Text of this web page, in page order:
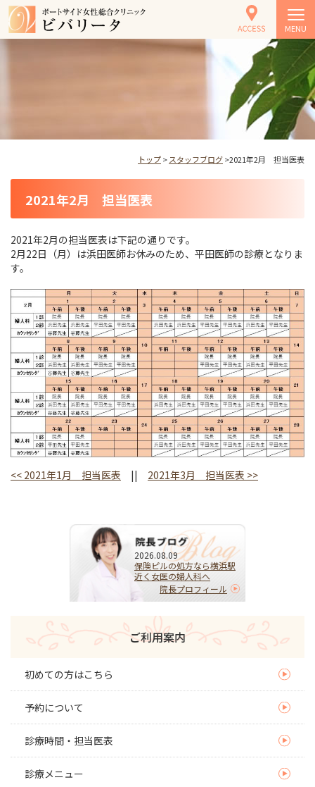
MENU
トップ> スタッフブログ>2021年2月 担当医表
2021年2月 担当医表
2021年2月の担当医表は下記の通りです。
2月22日（月）は浜田医師お休みのため、平田医師の診療となりま
す。
<< 2021年1月 担当医表 || 2021年3月 担当医表 >>
2026.08.09
保険ピルの処方なら横浜駅
近く女医の婦人科へ
院長プロフィール
ご利用案内
初めての方はこちら
予約について
診療時間・担当医表
診療メニュー